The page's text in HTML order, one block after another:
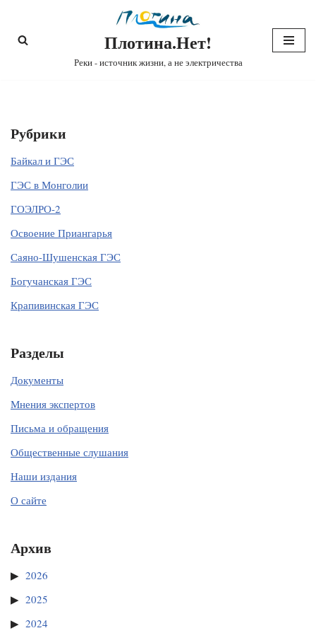
Перейти
Плотина.Нет!
Реки - источник жизни, а не электричества
Рубрики
Байкал и ГЭС
ГЭС в Монголии
ГОЭЛРО-2
Освоение Приангарья
Саяно-Шушенская ГЭС
Богучанская ГЭС
Крапивинская ГЭС
Разделы
Документы
Мнения экспертов
Письма и обращения
Общественные слушания
Наши издания
О сайте
Архив
2026
2025
2024